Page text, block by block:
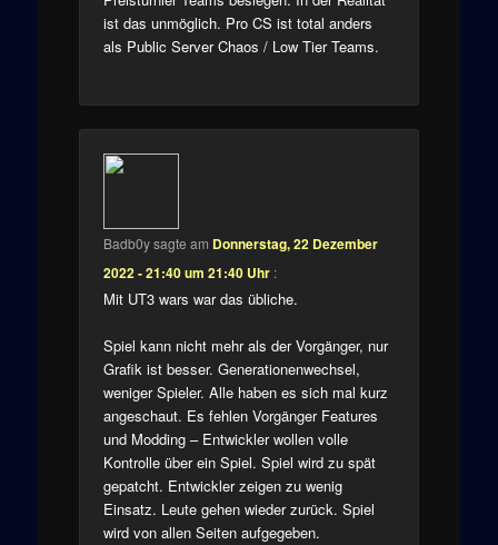
ist das unmöglich. Pro CS ist total anders
als Public Server Chaos / Low Tier Teams.
Badb0ysagte am Donnerstag, 22 Dezember
2022 - 21:40 um 21:40 Uhr :
Mit UT3 wars war das übliche.
Spiel kann nicht mehr als der Vorgänger, nur
Grafik ist besser. Generationenwechsel,
weniger Spieler. Alle haben es sich mal kurz
angeschaut. Es fehlen Vorgänger Features
und Modding – Entwickler wollen volle
Kontrolle über ein Spiel. Spiel wird zu spät
gepatcht. Entwickler zeigen zu wenig
Einsatz. Leute gehen wieder zurück. Spiel
wird von allen Seiten aufgegeben.